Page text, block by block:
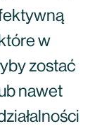
w
zostać
nawet